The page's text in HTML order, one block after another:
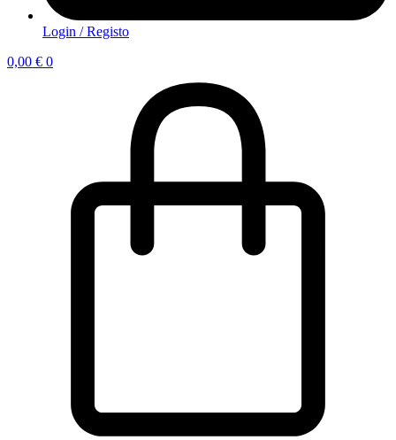
Login / Registo
0,00 € 0